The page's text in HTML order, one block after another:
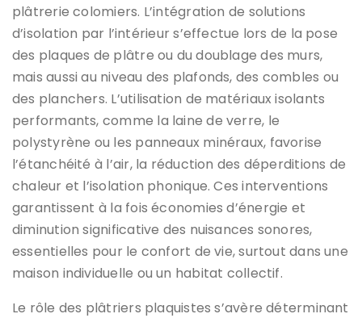
plâtrerie colomiers. L’intégration de solutions
d’isolation par l’intérieur s’effectue lors de la pose
des plaques de plâtre ou du doublage des murs,
mais aussi au niveau des plafonds, des combles ou
des planchers. L’utilisation de matériaux isolants
performants, comme la laine de verre, le
polystyrène ou les panneaux minéraux, favorise
l’étanchéité à l’air, la réduction des déperditions de
chaleur et l’isolation phonique. Ces interventions
garantissent à la fois économies d’énergie et
diminution significative des nuisances sonores,
essentielles pour le confort de vie, surtout dans une
maison individuelle ou un habitat collectif.
Le rôle des plâtriers plaquistes s’avère déterminant